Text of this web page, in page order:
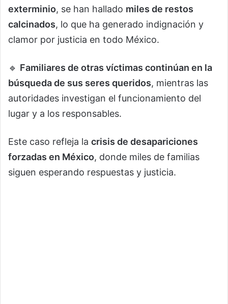
exterminio, se han hallado miles de restos
calcinados, lo que ha generado indignación y
clamor por justicia en todo México.
🔹 Familiares de otras víctimas continúan en la
búsqueda de sus seres queridos, mientras las
autoridades investigan el funcionamiento del
lugar y a los responsables.
Este caso refleja la crisis de desapariciones
forzadas en México, donde miles de familias
siguen esperando respuestas y justicia.